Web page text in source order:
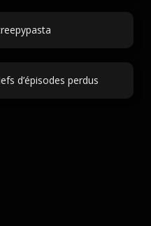
d’épisodes perdus